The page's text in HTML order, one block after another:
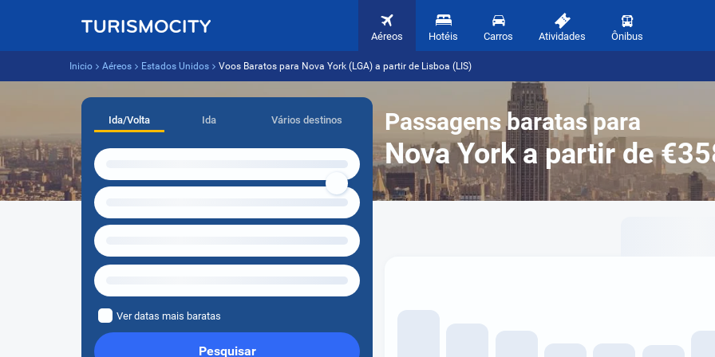
Aéreos Hotéis Carros Atividades Ônibus
Inicio Aéreos Estados Unidos Voos Baratos para Nova York (LGA) a partir de Lisboa (LIS)
Passagens baratas para
Nova York a partir de
Ida/Volta Ida Vários destinos
Ver datas mais baratas
Pesquisar